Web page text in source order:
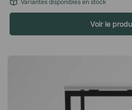
disponibles.
Variantes disponibles en stock
Voir le